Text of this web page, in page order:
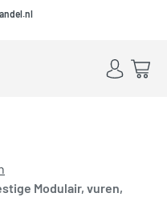
to main content
to footer
Account
Modulair, vuren,